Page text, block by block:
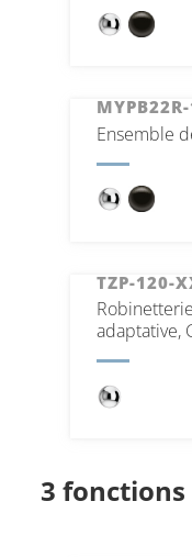
Ensemble
TZP-120-
adaptative,
3 fonctions